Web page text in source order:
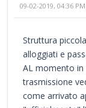
09-02-2019, 04:36 PM
Struttura
alloggiati e
AL momento in
trasmissione
come arrivato